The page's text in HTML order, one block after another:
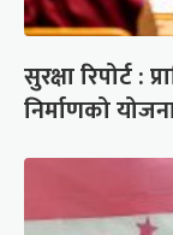
सुरक्षा रिपोर्ट :
निर्माणको